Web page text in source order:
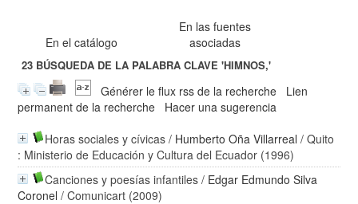
En el catálogo
En las fuentes
asociadas
23 BÚSQUEDA DE LA PALABRA CLAVE'HIMNOS,'
Générer le flux rss de la recherche
Lien
permanent de la recherche
Hacer una sugerencia
Horas sociales y cívicas / Humberto Oña Villarreal / Quito
: Ministerio de Educación y Cultura del Ecuador (1996)
Canciones y poesías infantiles / Edgar Edmundo Silva
Coronel / Comunicart (2009)